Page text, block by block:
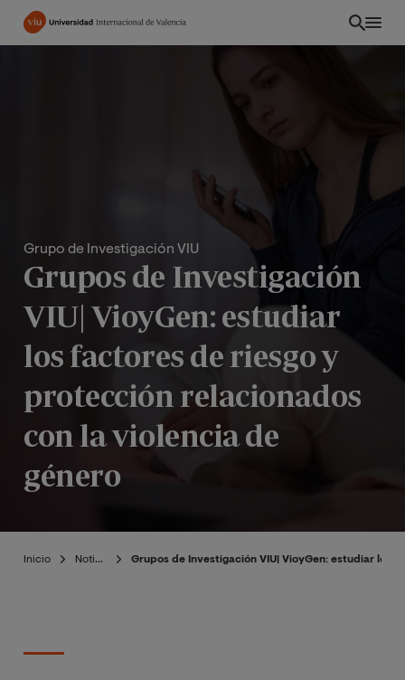
Pasar
Grupo de Investigación VIU
Grupos de Investigación
VIU| VioyGen: estudiar
los factores de riesgo y
protección relacionados
con la violencia de
género
Inicio Noticias Grupos de Investigación VIU| VioyGen: estudiar los